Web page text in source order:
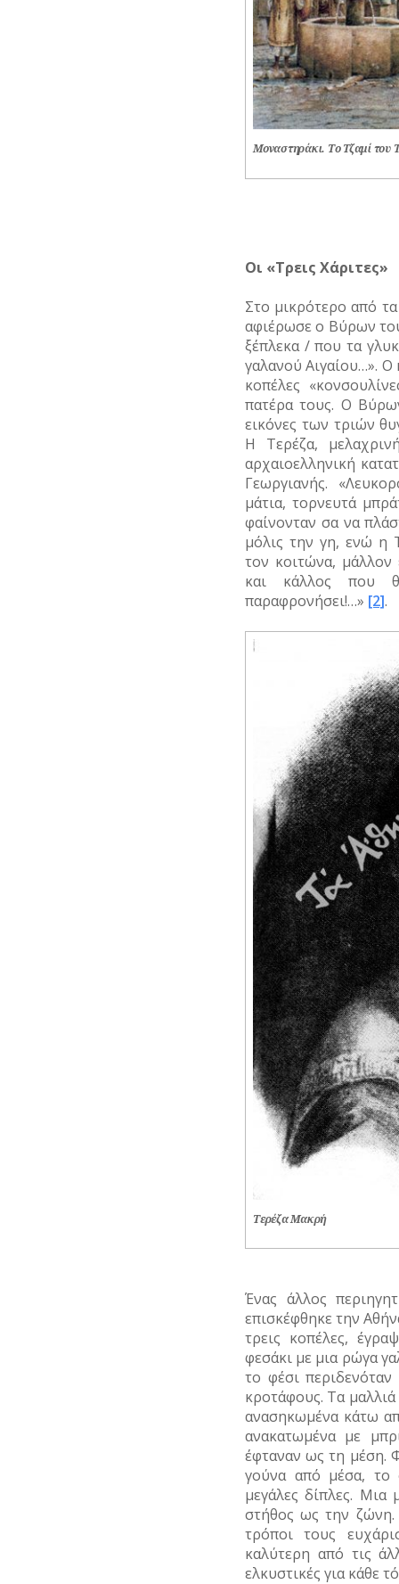
Μοναστηράκι. Το Τζαμί του
Οι «Τρεις Χάριτες»
Στο μικρότερο από
αφιέρωσε ο Βύρων
ξέπλεκα / που τα
γαλανού Αιγαίου…».
κοπέλες
πατέρα τους. Ο
εικόνες των τριών
Η Τερέζα,
αρχαιοελληνική
Γεωργιανής.
μάτια, τορνευτά
φαίνονταν σα να
μόλις την γη, ενώ η
τον κοιτώνα,
και κάλλος που
παραφρονήσει!…» [2].
Τερέζα Μακρή
Ένας άλλος
επισκέφθηκε την
τρεις κοπέλες,
φεσάκι με μια ρώγα
το φέσι
κροτάφους. Τα
ανασηκωμένα κάτω
ανακατωμένα με
έφταναν ως τη μέση.
γούνα από μέσα, το
μεγάλες δίπλες. Μια
στήθος ως την
τρόποι τους
καλύτερη από τις
ελκυστικές για κάθε